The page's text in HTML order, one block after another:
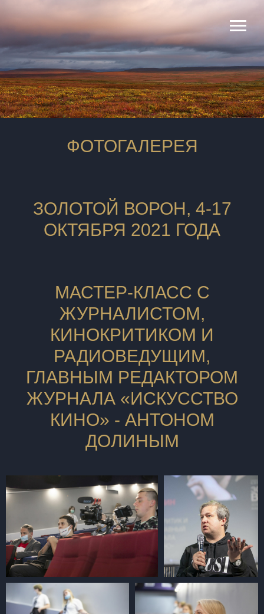
ФОТОГАЛЕРЕЯ
ЗОЛОТОЙ ВОРОН, 4-17
ОКТЯБРЯ 2021 ГОДА
МАСТЕР-КЛАСС С
ЖУРНАЛИСТОМ,
КИНОКРИТИКОМ И
РАДИОВЕДУЩИМ,
ГЛАВНЫМ РЕДАКТОРОМ
ЖУРНАЛА «ИСКУССТВО
КИНО» - АНТОНОМ
ДОЛИНЫМ